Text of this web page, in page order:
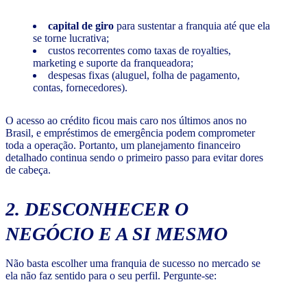
capital de giro para sustentar a franquia até que ela
se torne lucrativa;
custos recorrentes como taxas de royalties,
marketing e suporte da franqueadora;
despesas fixas (aluguel, folha de pagamento,
contas, fornecedores).
O acesso ao crédito ficou mais caro nos últimos anos no
Brasil, e empréstimos de emergência podem comprometer
toda a operação. Portanto, um planejamento financeiro
detalhado continua sendo o primeiro passo para evitar dores
de cabeça.
2. DESCONHECER O
NEGÓCIO E A SI MESMO
Não basta escolher uma franquia de sucesso no mercado se
ela não faz sentido para o seu perfil. Pergunte-se: